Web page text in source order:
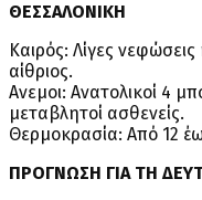
ΘΕΣΣΑΛΟΝΙΚΗ
Καιρός: Λίγες
αίθριος.
Ανεμοι: Ανατολικοί 4
μεταβλητοί ασθενείς.
Θερμοκρασία: Από 12
ΠΡΟΓΝΩΣΗ ΓΙΑ ΤΗ